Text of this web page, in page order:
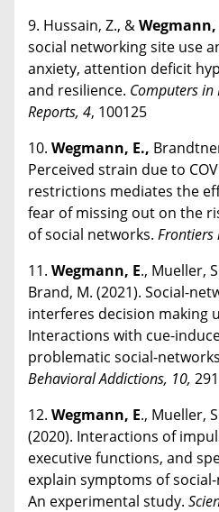
9. Hussain, Z., &Wegmann,
social networking site use
anxiety, attention deficit
and resilience. Computers
Reports, 4, 100125
10. Wegmann, E.,
Perceived strain due to
restrictions mediates the
fear of missing out on the
of social networks. Frontiers
11. Wegmann, E., Mueller,
Brand, M. (2021). Social-
interferes decision making
Interactions with cue-
problematic social-
Behavioral Addictions, 10,
12. Wegmann, E., Mueller,
(2020). Interactions of
executive functions, and
explain symptoms of
An experimental study.